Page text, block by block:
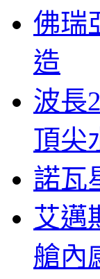
佛瑞
造
波長
頂尖
諾瓦
艾邁
艙內